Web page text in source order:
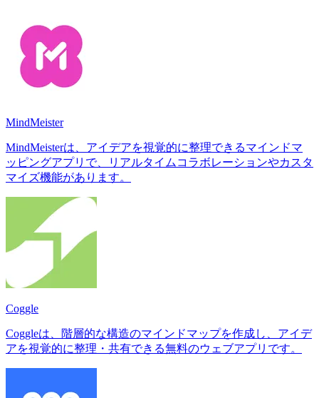
MindMeister
MindMeisterは、アイデアを視覚的に整理できるマインドマ
ッピングアプリで、リアルタイムコラボレーションやカスタ
マイズ機能があります。
Coggle
Coggleは、階層的な構造のマインドマップを作成し、アイデ
アを視覚的に整理・共有できる無料のウェブアプリです。